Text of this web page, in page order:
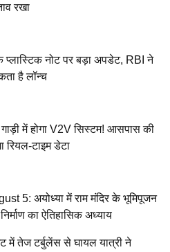
रखा
नोट पर बड़ा अपडेट, RBI ने
है लॉन्च
में होगा V2V सिस्टम! आसपास की
रियल-टाइम डेटा
5: अयोध्या में राम मंदिर के भूमिपूजन
का ऐतिहासिक अध्याय
में तेज टर्बुलेंस से घायल यात्री ने